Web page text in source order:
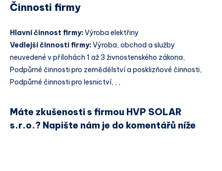
Činnosti firmy
Hlavní činnost firmy:Výroba elektřiny
Vedlejší činnosti firmy:Výroba, obchod a služby
neuvedené v přílohách 1 až 3 živnostenského zákona,
Podpůrné činnosti pro zemědělství a posklizňové činnosti,
Podpůrné činnosti pro lesnictví, , ,
Máte zkušenosti s firmou HVP SOLAR
s.r.o.? Napište nám je do komentářů níže